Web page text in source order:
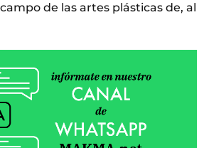
de las artes plásticas de, al